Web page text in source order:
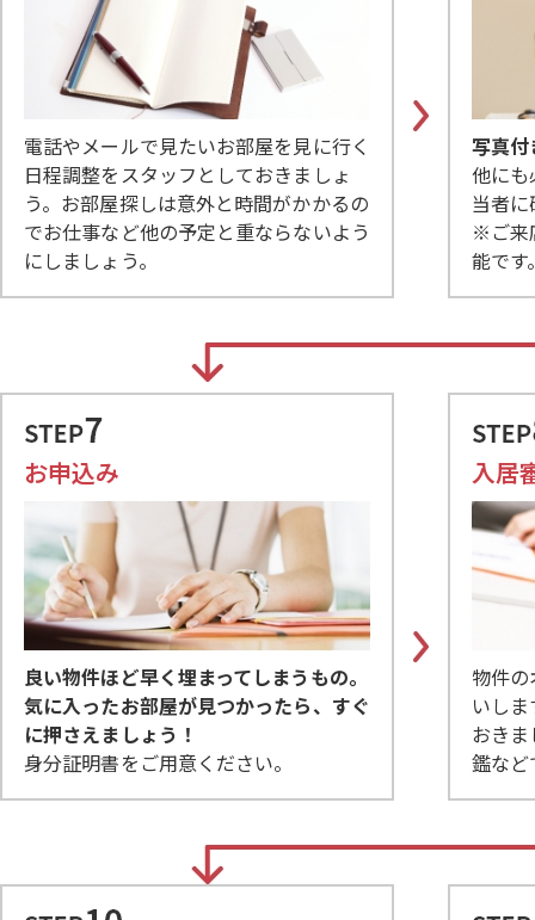
電話やメールで見たいお部屋を見に行く
日程調整をスタッフとしておきましょ
う。お部屋探しは意外と時間がかかるの
でお仕事など他の予定と重ならないよう
にしましょう。
写真
他に
当者
※ご来
能です
お申込み
良い物件ほど早く埋まってしまうもの。
気に入ったお部屋が見つかったら、すぐ
に押さえましょう！
身分証明書をご用意ください。
入居
物件
いし
おき
鑑など